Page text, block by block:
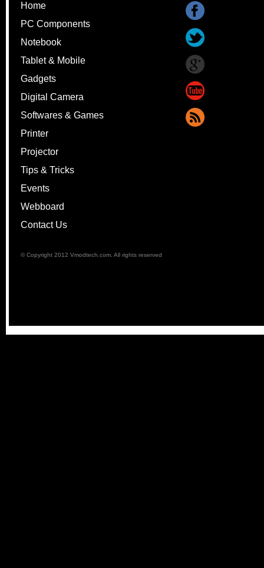
Home
PC Components
Notebook
Tablet & Mobile
Gadgets
Digital Camera
Softwares & Games
Printer
Projector
Tips & Tricks
Events
Webboard
Contact Us
© Copyright 2012 Vmodtech.com. All rights reserved